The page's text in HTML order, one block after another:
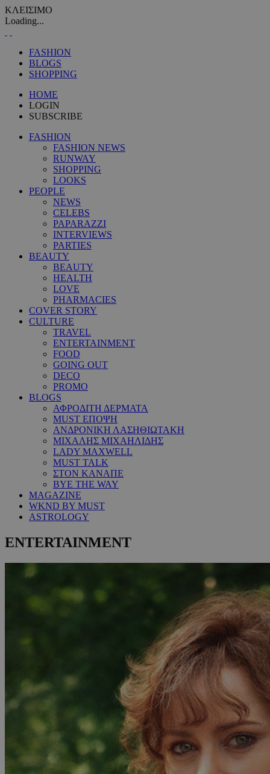
ΚΛΕΙΣΙΜΟ
Loading...
FASHION
BLOGS
SHOPPING
HOME
LOGIN
SUBSCRIBE
FASHION
FASHION NEWS
RUNWAY
SHOPPING
LOOKS
PEOPLE
NEWS
CELEBS
PAPARAZZI
INTERVIEWS
PARTIES
BEAUTY
BEAUTY
HEALTH
LOVE
PHARMACIES
COVER STORY
CULTURE
TRAVEL
ENTERTAINMENT
FOOD
GOING OUT
DECO
PROMO
BLOGS
ΑΦΡΟΔΙΤΗ ΔΕΡΜΑΤΑ
MUST ΕΠΟΨΗ
ΑΝΔΡΟΝΙΚΗ ΛΑΣΗΘΙΩΤΑΚΗ
ΜΙΧΑΛΗΣ ΜΙΧΑΗΛΙΔΗΣ
LADY MAXWELL
MUST TALK
ΣΤΟΝ ΚΑΝΑΠΕ
BYE THE WAY
MAGAZINE
WKND BY MUST
ASTROLOGY
ENTERTAINMENT